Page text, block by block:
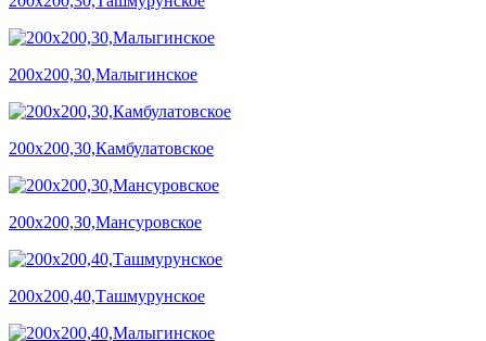
200х200,30,Малыгинское
200х200,30,Камбулатовское
200х200,30,Мансуровское
200х200,40,Ташмурунское